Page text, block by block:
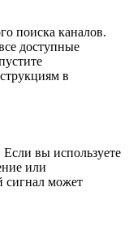
поиска каналов.
доступные
в
вы используете
или
сигнал может